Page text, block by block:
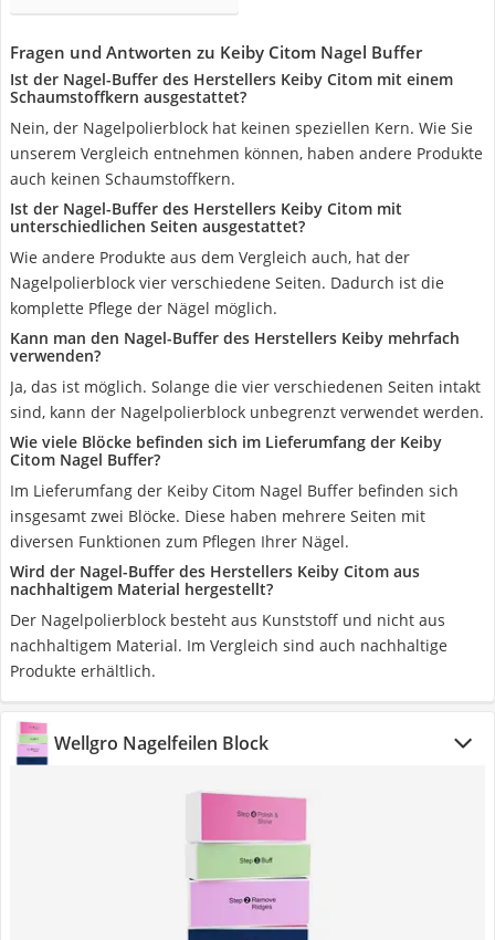
Fragen und Antworten zu Keiby Citom Nagel Buffer
Ist der Nagel-Buffer des Herstellers Keiby Citom mit einem
Schaumstoffkern ausgestattet?
Nein, der Nagelpolierblock hat keinen speziellen Kern. Wie Sie
unserem Vergleich entnehmen können, haben andere Produkte
auch keinen Schaumstoffkern.
Ist der Nagel-Buffer des Herstellers Keiby Citom mit
unterschiedlichen Seiten ausgestattet?
Wie andere Produkte aus dem Vergleich auch, hat der
Nagelpolierblock vier verschiedene Seiten. Dadurch ist die
komplette Pflege der Nägel möglich.
Kann man den Nagel-Buffer des Herstellers Keiby mehrfach
verwenden?
Ja, das ist möglich. Solange die vier verschiedenen Seiten intakt
sind, kann der Nagelpolierblock unbegrenzt verwendet werden.
Wie viele Blöcke befinden sich im Lieferumfang der Keiby
Citom Nagel Buffer?
Im Lieferumfang der Keiby Citom Nagel Buffer befinden sich
insgesamt zwei Blöcke. Diese haben mehrere Seiten mit
diversen Funktionen zum Pflegen Ihrer Nägel.
Wird der Nagel-Buffer des Herstellers Keiby Citom aus
nachhaltigem Material hergestellt?
Der Nagelpolierblock besteht aus Kunststoff und nicht aus
nachhaltigem Material. Im Vergleich sind auch nachhaltige
Produkte erhältlich.
Wellgro Nagelfeilen Block